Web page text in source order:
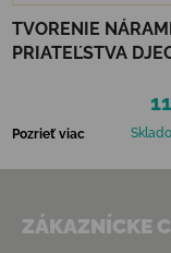
TVORENIE
PRIATEĽSTVA
Pozrieť viac
ZÁKAZNÍCKE